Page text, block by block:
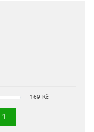
169 Kč
1